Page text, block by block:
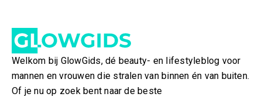
Welkom bij GlowGids, dé beauty- en lifestyleblog voor
mannen en vrouwen die stralen van binnen én van buiten.
Of je nu op zoek bent naar de beste